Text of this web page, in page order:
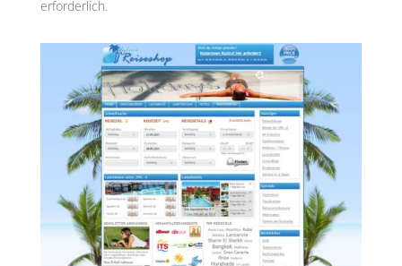
erforderlich.